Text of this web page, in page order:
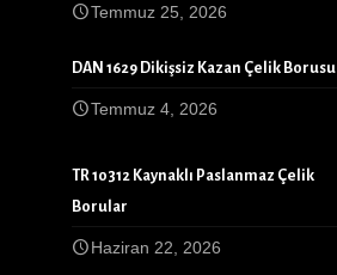
Temmuz 25, 2026
DAN 1629 Dikişsiz Kazan Çelik Borusu
Temmuz 4, 2026
TR 10312 Kaynaklı Paslanmaz Çelik
Borular
Haziran 22, 2026